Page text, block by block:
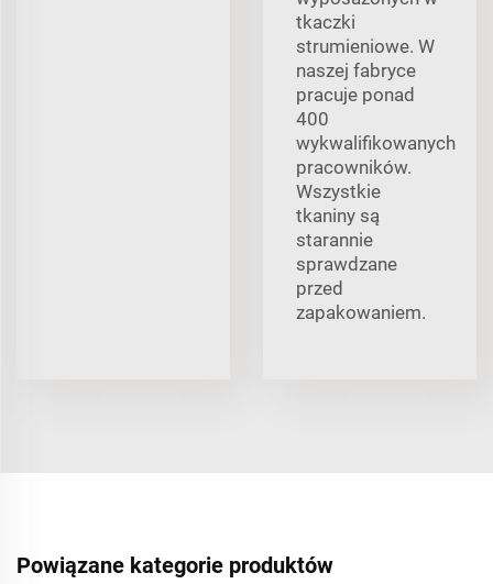
tkaczki
strumieniowe. W
naszej fabryce
pracuje ponad
400
wykwalifikowanych
pracowników.
Wszystkie
tkaniny są
starannie
sprawdzane
przed
zapakowaniem.
Powiązane kategorie produktów